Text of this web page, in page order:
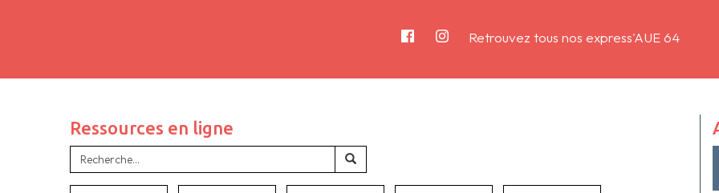
Retrouvez tous nos express'AUE 64
Ressources en ligne